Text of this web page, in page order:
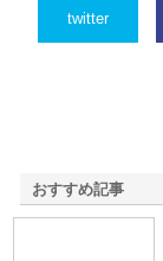
twitter
おすすめ記事